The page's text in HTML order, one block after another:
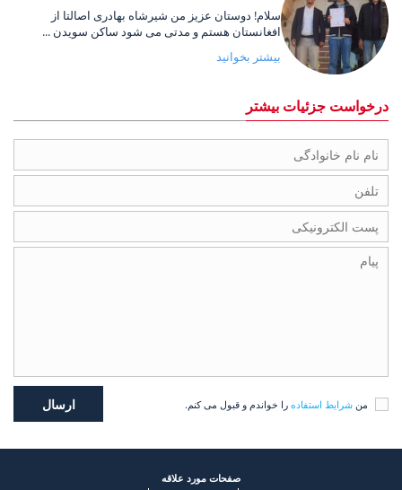
سلام! دوستان عزیز من شیرشاه بهادری اصالتا از
افغانستان هستم و مدتی می شود ساکن سویدن ...
بیشتر بخوانید
درخواست جزئیات بیشتر
من شرایط استفاده را خواندم و قبول می کنم.
صفحات مورد علاقه